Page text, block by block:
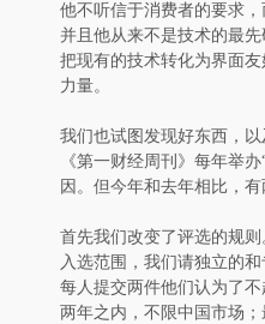
他不听信于消费者的要求，
并且他从来不是技术的最
把现有的技术转化为界面
力量。
我们也试图发现好东西，
《第一财经周刊》每年举
因。但今年和去年相比，有
首先我们改变了评选的规
入选范围，我们请独立的
每人提交两件他们认为了
两年之内，不限中国市场